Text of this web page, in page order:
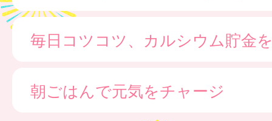
毎日コツコツ、カルシウム貯金
朝ごはんで元気をチャージ